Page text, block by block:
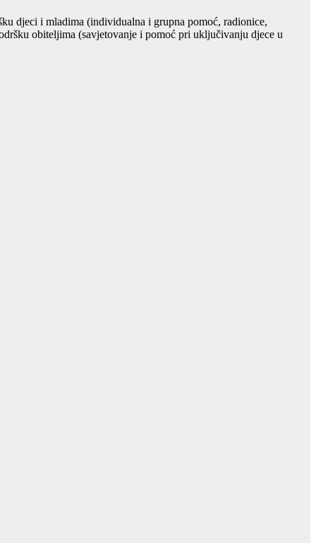
djeci i mladima (individualna i grupna pomoć, radionice,
obiteljima (savjetovanje i pomoć pri uključivanju djece u